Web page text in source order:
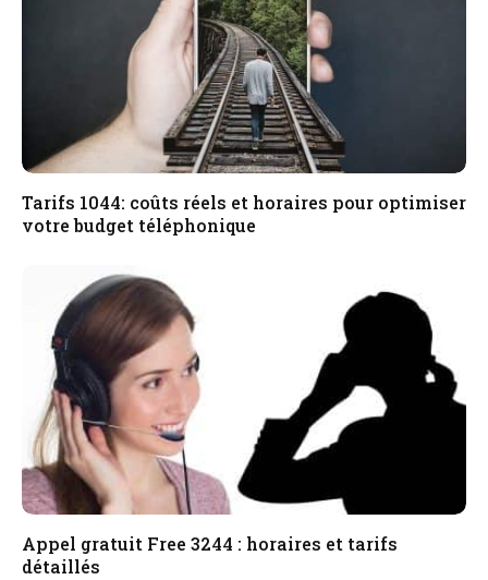
Tarifs 1044: coûts réels et horaires pour optimiser
votre budget téléphonique
Appel gratuit Free 3244 : horaires et tarifs
détaillés